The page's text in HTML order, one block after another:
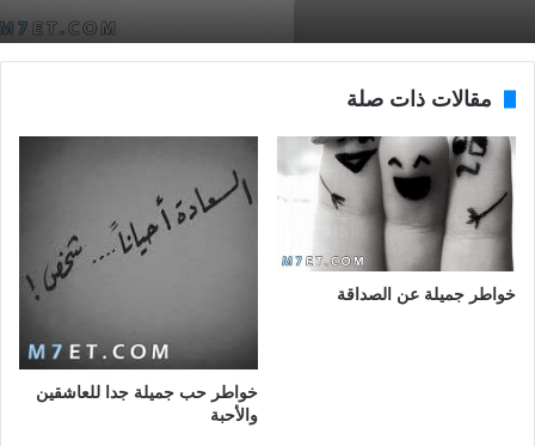
مقالات ذات صلة
خواطر جميلة عن الصداقة
خواطر حب جميلة جدا للعاشقين
والأحبة